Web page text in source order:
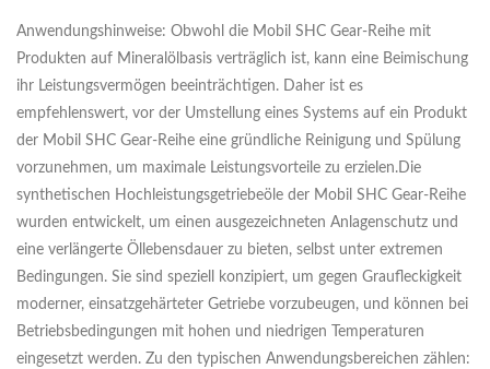
Anwendungshinweise: Obwohl die Mobil SHC Gear-Reihe mit
Produkten auf Mineralölbasis verträglich ist, kann eine Beimischung
ihr Leistungsvermögen beeinträchtigen. Daher ist es
empfehlenswert, vor der Umstellung eines Systems auf ein Produkt
der Mobil SHC Gear-Reihe eine gründliche Reinigung und Spülung
vorzunehmen, um maximale Leistungsvorteile zu erzielen.Die
synthetischen Hochleistungsgetriebeöle der Mobil SHC Gear-Reihe
wurden entwickelt, um einen ausgezeichneten Anlagenschutz und
eine verlängerte Öllebensdauer zu bieten, selbst unter extremen
Bedingungen. Sie sind speziell konzipiert, um gegen Graufleckigkeit
moderner, einsatzgehärteter Getriebe vorzubeugen, und können bei
Betriebsbedingungen mit hohen und niedrigen Temperaturen
eingesetzt werden. Zu den typischen Anwendungsbereichen zählen: